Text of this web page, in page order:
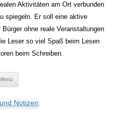
Aktivitäten am Ort verbunden
spiegeln. Er soll eine aktive
ohne reale Veranstaltungen
Leser so viel Spaß beim Lesen
beim Schreiben.
Menü